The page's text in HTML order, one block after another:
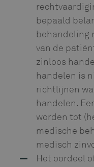
bepaald
behandeling
van de
zinloos
handelen is
richtlijnen
handelen.
worden tot
medische
medisch
Het oordeel